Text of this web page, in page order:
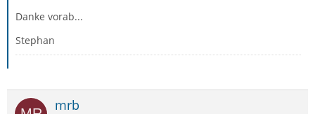
Danke vorab...
Stephan
mrb